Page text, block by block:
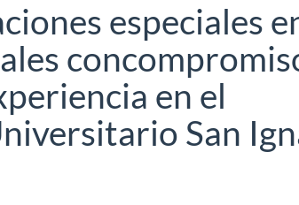
especiales
en el
San